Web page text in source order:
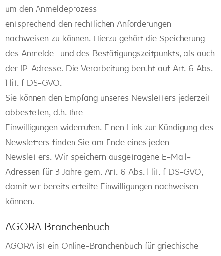
um den Anmeldeprozess
entsprechend den rechtlichen Anforderungen
nachweisen zu können. Hierzu gehört die Speicherung
des Anmelde- und des Bestätigungszeitpunkts, als auch
der IP-Adresse. Die Verarbeitung beruht auf Art. 6 Abs.
1 lit. f DS-GVO.
Sie können den Empfang unseres Newsletters jederzeit
abbestellen, d.h. Ihre
Einwilligungen widerrufen. Einen Link zur Kündigung des
Newsletters finden Sie am Ende eines jeden
Newsletters. Wir speichern ausgetragene E-Mail-
Adressen für 3 Jahre gem. Art. 6 Abs. 1 lit. f DS-GVO,
damit wir bereits erteilte Einwilligungen nachweisen
können.
AGORA Branchenbuch
AGORA ist ein Online-Branchenbuch für griechische